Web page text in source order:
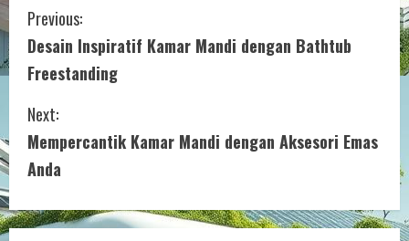
C
o
n
t
i
n
Previous:
Desain Inspiratif Kamar Mandi dengan Bathtub
Freestanding
Next:
Mempercantik Kamar Mandi dengan Aksesori Emas
Anda